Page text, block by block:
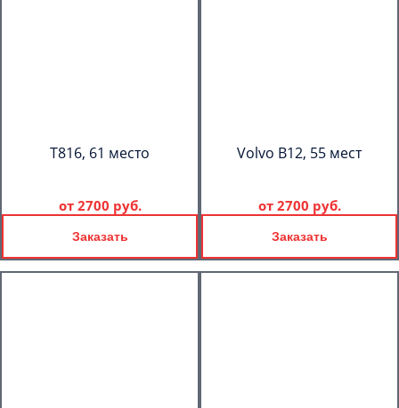
T816, 61 место
от 2700 руб.
Заказать
Volvo B12, 55 мест
от 2700 руб.
Заказать